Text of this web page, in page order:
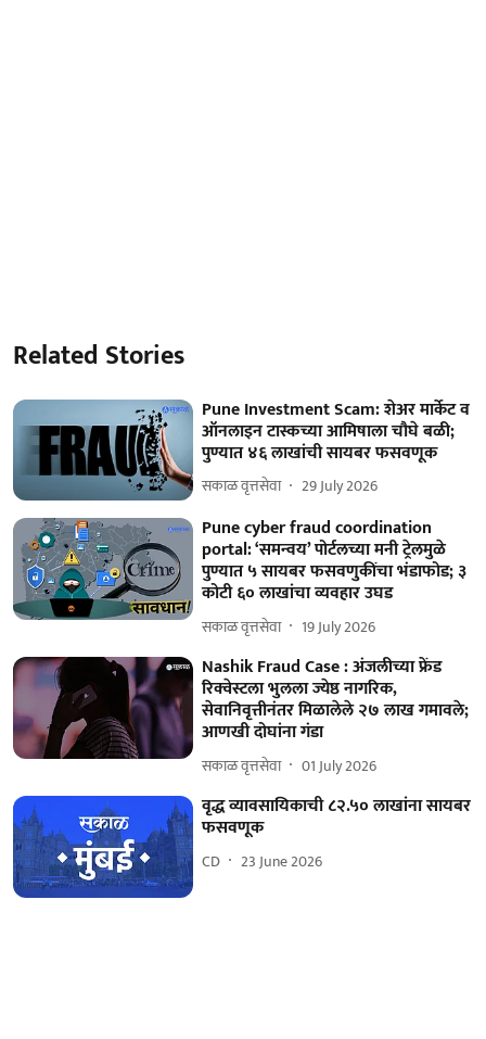
Related Stories
Pune Investment Scam: शेअर मार्केट व
ऑनलाइन टास्कच्या आमिषाला चौघे बळी;
पुण्यात ४६ लाखांची सायबर फसवणूक
सकाळ वृत्तसेवा 29 July 2026
Pune cyber fraud coordination
portal: ‘समन्वय’ पोर्टलच्या मनी ट्रेलमुळे
पुण्यात ५ सायबर फसवणुकींचा भंडाफोड; ३
कोटी ६० लाखांचा व्यवहार उघड
सकाळ वृत्तसेवा 19 July 2026
Nashik Fraud Case : अंजलीच्या फ्रेंड
रिक्वेस्टला भुलला ज्येष्ठ नागरिक,
सेवानिवृत्तीनंतर मिळालेले २७ लाख गमावले;
आणखी दोघांना गंडा
सकाळ वृत्तसेवा 01 July 2026
वृद्ध व्यावसायिकाची ८२.५० लाखांना सायबर
फसवणूक
CD 23 June 2026